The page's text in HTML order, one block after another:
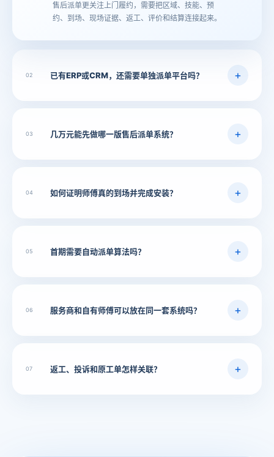
售后派单更关注上门履约，需要把区域、技能、预
约、到场、现场证据、返工、评价和结算连接起来。
02 已有ERP或CRM， 还需要单独派单平台吗？
03 几万元能先做哪一版售后派单系统？
04 如何证明师傅真的到场并完成安装？
05 首期需要自动派单算法吗？
06 服务商和自有师傅可以放在同一套系统吗？
07 返工、投诉和原工单怎样关联？